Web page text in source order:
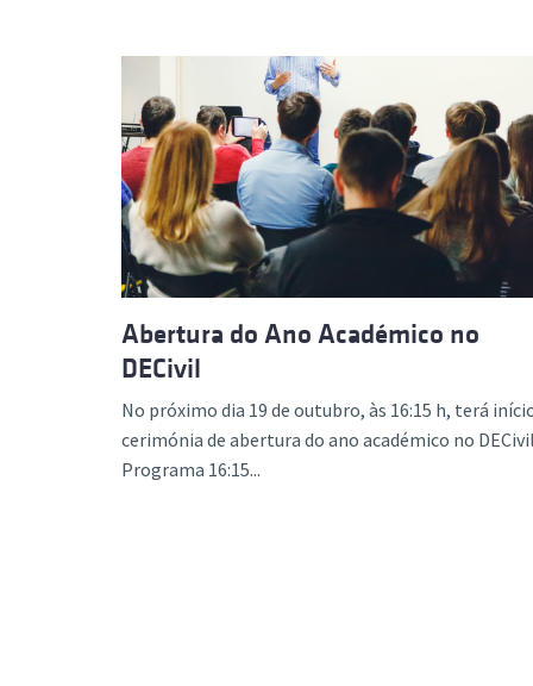
Abertura do Ano Académico no
DECivil
No próximo dia 19 de outubro, às 16:15 h, terá
cerimónia de abertura do ano académico no
Programa 16:15...